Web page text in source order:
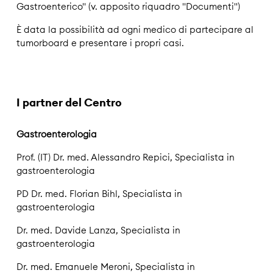
Gastroenterico" (v. apposito riquadro "Documenti")
È data la possibilità ad ogni medico di partecipare al
tumorboard e presentare i propri casi.
I partner del Centro
Gastroenterologia
Prof. (IT) Dr. med. Alessandro Repici, Specialista in
gastroenterologia
PD Dr. med. Florian Bihl, Specialista in
gastroenterologia
Dr. med. Davide Lanza, Specialista in
gastroenterologia
Dr. med. Emanuele Meroni, Specialista in